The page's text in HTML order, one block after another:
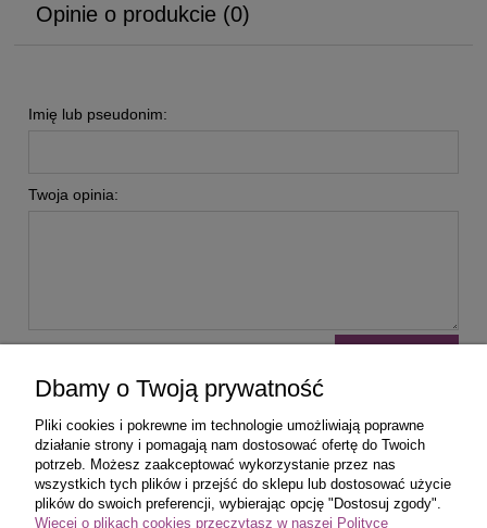
Opinie o produkcie (0)
Imię lub pseudonim:
Twoja opinia:
Zakupy
Dbamy o Twoją prywatność
Pliki cookies i pokrewne im technologie umożliwiają poprawne
działanie strony i pomagają nam dostosować ofertę do Twoich
potrzeb. Możesz zaakceptować wykorzystanie przez nas
wszystkich tych plików i przejść do sklepu lub dostosować użycie
plików do swoich preferencji, wybierając opcję "Dostosuj zgody".
Więcej o plikach cookies przeczytasz w naszej Polityce